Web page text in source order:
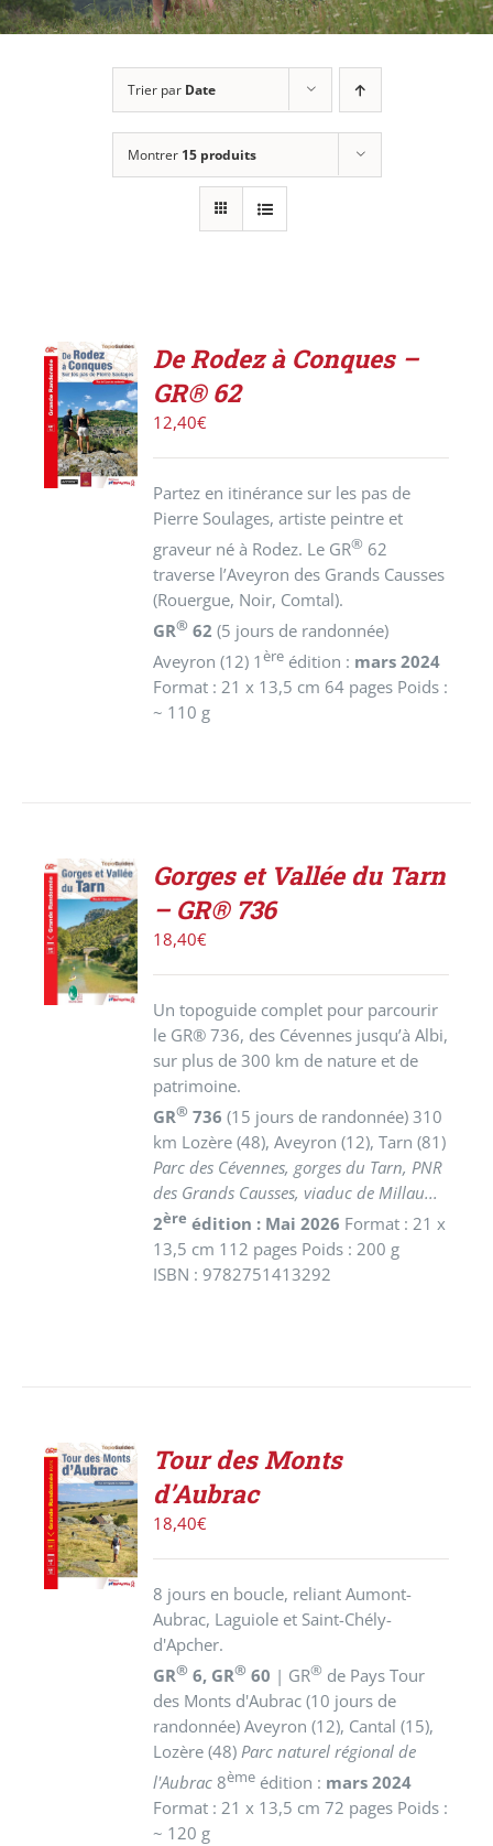
Trier par Date
Montrer 15 produits
AJOUTER
AU
PANIER
/
DÉTAILS
De Rodez à Conques –
GR® 62
12,40€
Partez en itinérance sur les pas de
Pierre Soulages, artiste peintre et
graveur né à Rodez. Le GR® 62
traverse l’Aveyron des Grands Causses
(Rouergue, Noir, Comtal).
GR® 62 (5 jours de randonnée)
Aveyron (12) 1ère édition : mars 2024
Format : 21 x 13,5 cm 64 pages Poids :
~ 110 g
AJOUTER
AU
PANIER
/
DÉTAILS
Gorges et Vallée du Tarn
– GR® 736
18,40€
Un topoguide complet pour parcourir
le GR® 736, des Cévennes jusqu’à Albi,
sur plus de 300 km de nature et de
patrimoine.
GR® 736(15 jours de randonnée) 310
km Lozère (48), Aveyron (12), Tarn (81)
Parc des Cévennes, gorges du Tarn, PNR
des Grands Causses, viaduc de Millau...
2ère édition : Mai 2026 Format : 21 x
13,5 cm 112 pages Poids : 200 g
ISBN : 9782751413292
AJOUTER
AU
PANIER
/
DÉTAILS
Tour des Monts
d’Aubrac
18,40€
8 jours en boucle, reliant Aumont-
Aubrac, Laguiole et Saint-Chély-
d'Apcher.
GR® 6, GR® 60 | GR® de Pays Tour
des Monts d'Aubrac (10 jours de
randonnée) Aveyron (12), Cantal (15),
Lozère (48)Parc naturel régional de
l'Aubrac 8ème édition : mars 2024
Format : 21 x 13,5 cm 72 pages Poids :
~ 120 g